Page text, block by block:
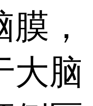
，
大脑